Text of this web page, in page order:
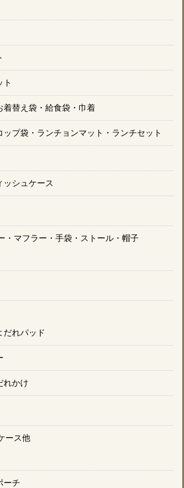
ト
着替え袋・給食袋・巾着
ップ袋・ランチョンマット・ランチセット
ッシュケース
・マフラー・手袋・ストール・帽子
だれパッド
れかけ
ース他
ーチ